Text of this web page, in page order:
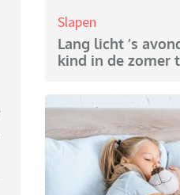
Slapen
Lang licht ’s
kind in de zomer